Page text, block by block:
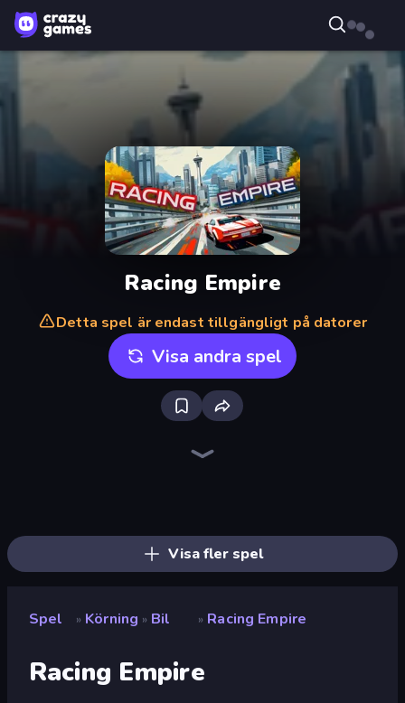
Racing Empire
Detta spel är endast tillgängligt på datorer
Visa andra spel
Visa fler spel
Spel » Körning » Bil » Racing Empire
Racing Empire